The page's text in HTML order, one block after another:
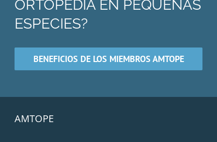
ORTOPEDIA EN PEQUEÑAS
ESPECIES?
BENEFICIOS DE LOS MIEMBROS AMTOPE
AMTOPE